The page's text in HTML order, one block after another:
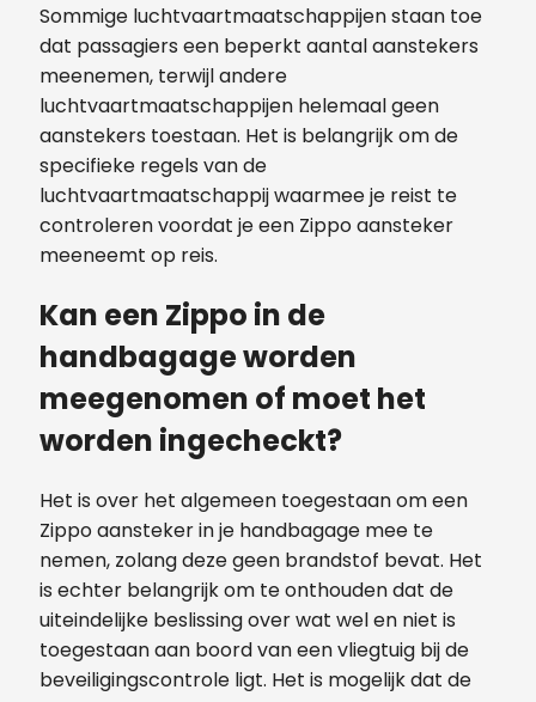
Sommige luchtvaartmaatschappijen staan toe
dat passagiers een beperkt aantal aanstekers
meenemen, terwijl andere
luchtvaartmaatschappijen helemaal geen
aanstekers toestaan. Het is belangrijk om de
specifieke regels van de
luchtvaartmaatschappij waarmee je reist te
controleren voordat je een Zippo aansteker
meeneemt op reis.
Kan een Zippo in de
handbagage worden
meegenomen of moet het
worden ingecheckt?
Het is over het algemeen toegestaan om een
Zippo aansteker in je handbagage mee te
nemen, zolang deze geen brandstof bevat. Het
is echter belangrijk om te onthouden dat de
uiteindelijke beslissing over wat wel en niet is
toegestaan ​​aan boord van een vliegtuig bij de
beveiligingscontrole ligt. Het is mogelijk dat de